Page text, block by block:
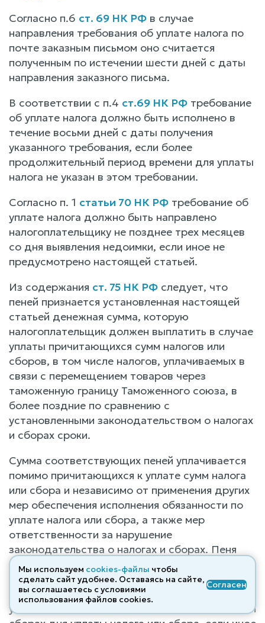
Согласно п.6 ст. 69 НК РФ в случае
направления требования об уплате налога по
почте заказным письмом оно считается
полученным по истечении шести дней с даты
направления заказного письма.
В соответствии с п.4 ст.69 НК РФ требование
об уплате налога должно быть исполнено в
течение восьми дней с даты получения
указанного требования, если более
продолжительный период времени для уплаты
налога не указан в этом требовании.
Согласно п. 1 статьи 70 НК РФ требование об
уплате налога должно быть направлено
налогоплательщику не позднее трех месяцев
со дня выявления недоимки, если иное не
предусмотрено настоящей статьей.
Из содержания ст. 75 НК РФ следует, что
пеней признается установленная настоящей
статьей денежная сумма, которую
налогоплательщик должен выплатить в случае
уплаты причитающихся сумм налогов или
сборов, в том числе налогов, уплачиваемых в
связи с перемещением товаров через
таможенную границу Таможенного союза, в
более поздние по сравнению с
установленными законодательством о налогах
и сборах сроки.
Сумма соответствующих пеней уплачивается
помимо причитающихся к уплате сумм налога
или сбора и независимо от применения других
мер обеспечения исполнения обязанности по
уплате налога или сбора, а также мер
ответственности за нарушение
законодательства о налогах и сборах. Пеня
начисляется за каждый календарный день
просрочки исполнения обязанности по уплате
налога или сбора, начиная со следующего за
установленным законодательством о налогах и
Мы используем cookies-файлы чтобы
сделать сайт удобнее. Оставаясь на сайте,
вы соглашаетесь с условиями
использования файлов cооkies.
Согласен